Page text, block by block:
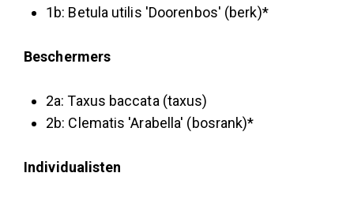
1b: Betula utilis 'Doorenbos' (berk)*
Beschermers
2a: Taxus baccata (taxus)
2b: Clematis 'Arabella' (bosrank)*
Individualisten